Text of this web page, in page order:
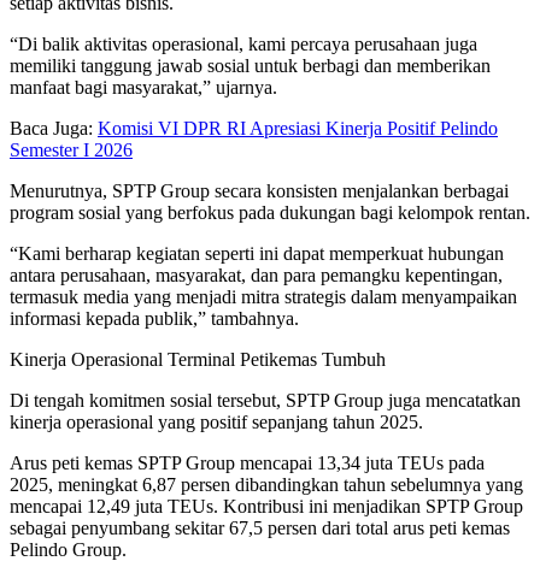
“Di balik aktivitas operasional, kami percaya perusahaan juga
memiliki tanggung jawab sosial untuk berbagi dan memberikan
manfaat bagi masyarakat,” ujarnya.
Baca Juga: Komisi VI DPR RI Apresiasi Kinerja Positif Pelindo
Semester I 2026
Menurutnya, SPTP Group secara konsisten menjalankan berbagai
program sosial yang berfokus pada dukungan bagi kelompok rentan.
“Kami berharap kegiatan seperti ini dapat memperkuat hubungan
antara perusahaan, masyarakat, dan para pemangku kepentingan,
termasuk media yang menjadi mitra strategis dalam menyampaikan
informasi kepada publik,” tambahnya.
Kinerja Operasional Terminal Petikemas Tumbuh
Di tengah komitmen sosial tersebut, SPTP Group juga mencatatkan
kinerja operasional yang positif sepanjang tahun 2025.
Arus peti kemas SPTP Group mencapai 13,34 juta TEUs pada
2025, meningkat 6,87 persen dibandingkan tahun sebelumnya yang
mencapai 12,49 juta TEUs. Kontribusi ini menjadikan SPTP Group
sebagai penyumbang sekitar 67,5 persen dari total arus peti kemas
Pelindo Group.